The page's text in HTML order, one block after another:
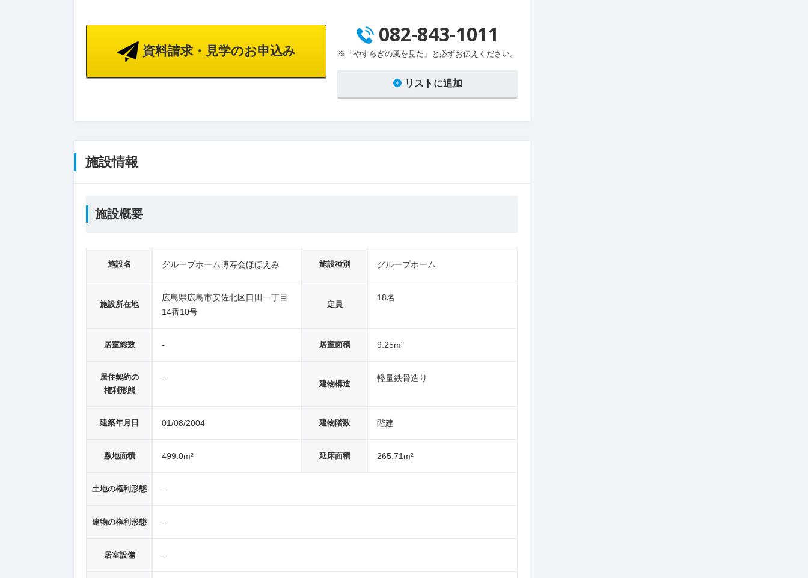
資料請求・見学のお申込み
リストに追加
082-843-1011
※「やすらぎの風を見た」と必ずお伝えください。
施設情報
施設概要
施設名 グループホーム博寿会ほほえみ 施設種別 グループホーム
施設所在地
広島県広島市安佐北区口田一丁目
14番10号
定員
18名
居室総数 - 居室面積 9.25m²
居住契約の
権利形態
-
建物構造
軽量鉄骨造り
建築年月日 01/08/2004 建物階数 階建
敷地面積 499.0m² 延床面積 265.71m²
土地の権利形態 -
建物の権利形態 -
居室設備 -